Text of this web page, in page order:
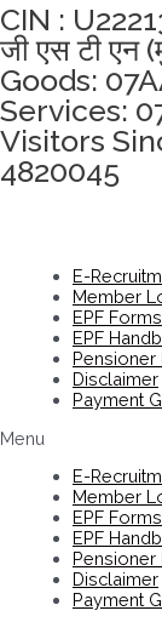
CIN :
जी एस टी एन
Goods:
Services:
Visitors
4820045
E-
Member
EPF Forms
EPF
Pensioner
Disclaimer
Payment
Menu
E-
Member
EPF Forms
EPF
Pensioner
Disclaimer
Payment